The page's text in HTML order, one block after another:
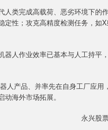
人类完成高载荷、恶劣环境下的
性；攻克高精度检测任务，如
人作业效率已基本与人工持平
人产品、并率先在自身工厂应
海外市场拓展。
永兴股